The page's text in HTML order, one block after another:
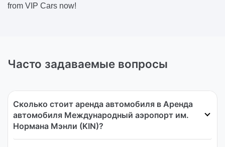
from VIP Cars now!
Часто задаваемые вопросы
Сколько стоит аренда автомобиля в Аренда
автомобиля Международный аэропорт им.
Нормана Мэнли (KIN)?